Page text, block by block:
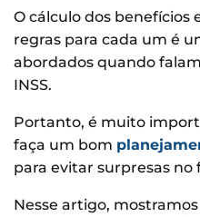
O cálculo dos benefícios
regras para cada um é
abordados quando
INSS.
Portanto, é muito
faça um bom
para evitar surpresas no
Nesse artigo,